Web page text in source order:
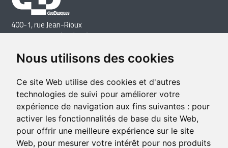
Nous utilisons des cookies
Ce site Web utilise des cookies et d'autres
technologies de suivi pour améliorer votre
expérience de navigation aux fins suivantes : pour
activer les fonctionnalités de base du site Web,
pour offrir une meilleure expérience sur le site
Web, pour mesurer votre intérêt pour nos produits
400-1, rue Jean-Rioux
Trois-Pistoles (Québec) G0L 4K0
Télécopieur: 418 851-1237